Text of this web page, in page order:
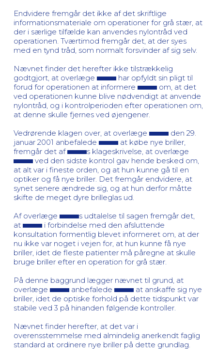
Endvidere fremgår det ikke af det skriftlige
informationsmateriale om operationer for grå stær, at
der i særlige tilfælde kan anvendes nylontråd ved
operationen. Tværtimod fremgår det, at der syes
med en tynd tråd, som normalt forsvinder af sig selv.
Nævnet finder det herefter ikke tilstrækkelig
godtgjort, at overlæge
har opfyldt sin pligt til
forud for operationen at informere
om, at det
ved operationen kunne blive nødvendigt at anvende
nylontråd, og i kontrolperioden efter operationen om,
at denne skulle fjernes ved øjengener.
Vedrørende klagen over, at overlæge
den 29.
januar 2001 anbefalede
at købe nye briller,
fremgår det af
s klageskrivelse, at overlæge
ved den sidste kontrol gav hende besked om,
at alt var i fineste orden, og at hun kunne gå til en
optiker og få nye briller. Det fremgår endvidere, at
synet senere ændrede sig, og at hun derfor måtte
skifte de meget dyre brilleglas ud.
Af overlæge
s udtalelse til sagen fremgår det,
at
i forbindelse med den afsluttende
konsultation formentlig blevet informeret om, at der
nu ikke var noget i vejen for, at hun kunne få nye
briller, idet de fleste patienter må påregne at skulle
bruge briller efter en operation for grå stær.
På denne baggrund lægger nævnet til grund, at
overlæge
anbefalede
at anskaffe sig nye
briller, idet de optiske forhold på dette tidspunkt var
stabile ved 3 på hinanden følgende kontroller.
Nævnet finder herefter, at det var i
overensstemmelse med almindelig anerkendt faglig
standard at ordinere nye briller på dette grundlag.